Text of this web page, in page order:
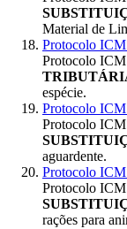
Material de
Protocolo
Protocolo ICM
espécie.
Protocolo
Protocolo
aguardente.
Protocolo
Protocolo
rações para